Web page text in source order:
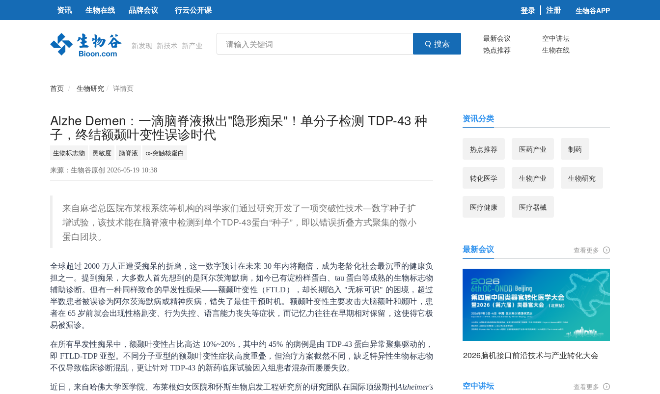
资讯 生物在线 品牌会议 行云公开课 登录 注册 生物谷APP
搜索 最新会议
空中讲坛
热点推荐
生物在线
首页 生物研究 详情页
Alzhe Demen：一滴脑脊液揪出"隐形痴呆"！单分子检测 TDP-43 种
子，终结额颞叶变性误诊时代
生物标志物 灵敏度 脑脊液 α-突触核蛋白
来源：生物谷原创 2026-05-19 10:38
来自麻省总医院布莱根系统等机构的科学家们通过研究开发了一项突破性技术—数字种子扩
增试验，该技术能在脑脊液中检测到单个TDP-43蛋白“种子”，即以错误折叠方式聚集的微小
蛋白团块。
全球超过 2000 万人正遭受痴呆的折磨，这一数字预计在未来 30 年内将翻倍，成为老龄化社会最沉重的健康负
担之一。提到痴呆，大多数人首先想到的是阿尔茨海默病，如今已有淀粉样蛋白、tau 蛋白等成熟的生物标志物
辅助诊断。但有一种同样致命的早发性痴呆——额颞叶变性（FTLD），却长期陷入 "无标可识" 的困境，超过
半数患者被误诊为阿尔茨海默病或精神疾病，错失了最佳干预时机。额颞叶变性主要攻击大脑额叶和颞叶，患
者在 65 岁前就会出现性格剧变、行为失控、语言能力丧失等症状，而记忆力往往在早期相对保留，这使得它极
易被漏诊。
在所有早发性痴呆中，额颞叶变性占比高达 10%~20%，其中约 45% 的病例是由 TDP-43 蛋白异常聚集驱动的，
即 FTLD-TDP 亚型。不同分子亚型的额颞叶变性症状高度重叠，但治疗方案截然不同，缺乏特异性生物标志物
不仅导致临床诊断混乱，更让针对 TDP-43 的新药临床试验因入组患者混杂而屡屡失败。
近日，来自哈佛大学医学院、布莱根妇女医院和怀斯生物启发工程研究所的研究团队在国际顶级期刊 Alzheimer's
资讯分类
热点推荐 医药产业 制药
转化医学 生物产业 生物研究
医疗健康 医疗器械
最新会议 查看更多
2026脑机接口前沿技术与产业转化大会
空中讲坛 查看更多